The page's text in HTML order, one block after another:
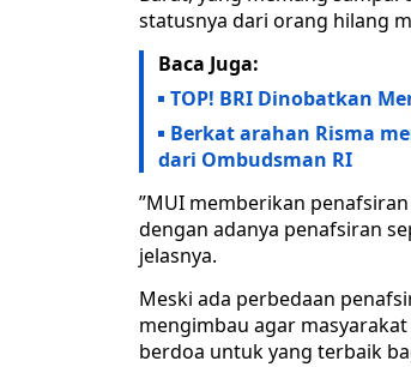
statusnya dari orang hilang
Baca Juga:
TOP! BRI Dinobatkan
Berkat arahan Risma
dari Ombudsman RI
”MUI memberikan
dengan adanya penafsiran
jelasnya.
Meski ada perbedaan
mengimbau agar
berdoa untuk yang terbaik